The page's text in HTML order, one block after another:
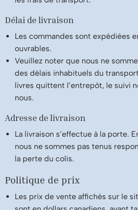
Délai de livraison
Les commandes sont expédiées
ouvrables.
Veuillez noter que nous ne
des délais inhabituels du
livres quittent l’entrepôt, le suivi
nous.
Adresse de livraison
La livraison s’effectue à la porte.
nous ne sommes pas tenus
la perte du colis.
Politique de prix
Les prix de vente affichés sur le